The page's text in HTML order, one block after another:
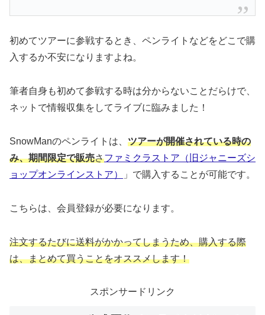
初めてツアーに参戦するとき、ペンライトなどをどこで購
入するか不安になりますよね。
筆者自身も初めて参戦する時は分からないことだらけで、
ネットで情報収集をしてライブに臨みました！
SnowManのペンライトは、 ツアーが開催されている時の
み、期間限定で販売さファミクラストア（旧ジャニーズシ
ョップオンラインストア）
」で購入することが可能です。
こちらは、会員登録が必要になります。
注文するたびに送料がかかってしまうため、購入する際
は、まとめて買うことをオススメします！
スポンサードリンク